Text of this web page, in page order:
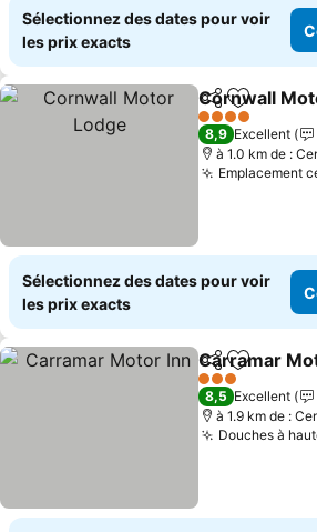
Sélectionnez des dates pour voir
les prix exacts
PartagerAjouter à
Cornwall
4 Étoiles
8,9 Excellent
à 1.0 km de :
Emplacement
Sélectionnez des dates pour voir
les prix exacts
PartagerAjouter à
Carramar
3 Étoiles
8,5 Excellent
à 1.9 km de :
Douches à